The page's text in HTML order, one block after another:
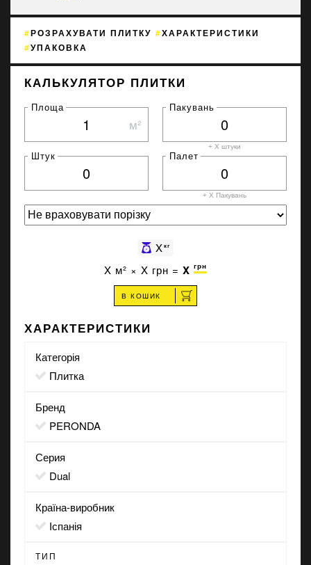
РОЗРАХУВАТИ ПЛИТКУ
ХАРАКТЕРИСТИКИ
УПАКОВКА
КАЛЬКУЛЯТОР ПЛИТКИ
Площа
м²
Пакувань
+ X штуки
Штук Палет
+ X Пакувань
Xкг
X м² × X грн = X грн
В КОШИК
ХАРАКТЕРИСТИКИ
Категорія
Плитка
Бренд
PERONDA
Серия
Dual
Країна-виробник
Іспанія
ТИП